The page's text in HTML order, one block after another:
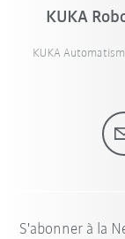
KUKA
KUKA
S'abonner à la